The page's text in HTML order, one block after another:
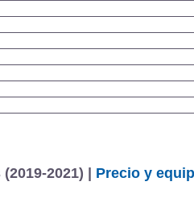
2021) | Precio y